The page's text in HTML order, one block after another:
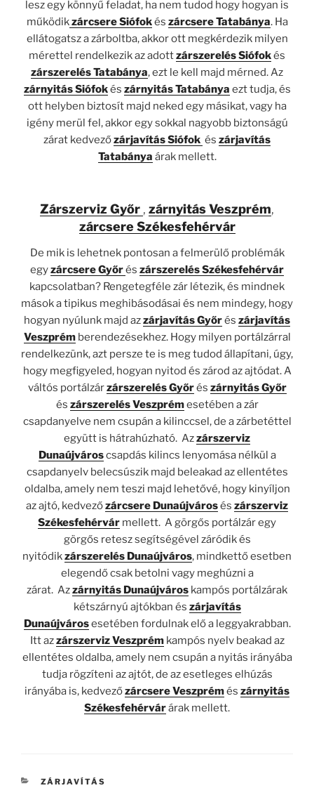
lesz egy könnyű feladat, ha nem tudod hogy hogyan is
működikzárcsere Siófokés zárcsere Tatabánya. Ha
ellátogatsz a zárboltba, akkor ott megkérdezik milyen
mérettel rendelkezik az adottzárszerelés Siófokés
zárszerelés Tatabánya, ezt le kell majd mérned. Az
zárnyitás Siófokés zárnyitás Tatabánya ezt tudja, és
ott helyben biztosít majd neked egy másikat, vagy ha
igény merül fel, akkor egy sokkal nagyobb biztonságú
zárat kedvezőzárjavítás Siófok és zárjavítás
Tatabánya árak mellett.
Zárszerviz Győr , zárnyitás Veszprém,
zárcsere Székesfehérvár
De mik is lehetnek pontosan a felmerülő problémák
egyzárcsere Győrés zárszerelés Székesfehérvár
kapcsolatban? Rengetegféle zár létezik, és mindnek
mások a tipikus meghibásodásai és nem mindegy, hogy
hogyan nyúlunk majd azzárjavítás Győrés zárjavítás
Veszprémberendezésekhez. Hogy milyen portálzárral
rendelkezünk, azt persze te is meg tudod állapítani, úgy,
hogy megfigyeled, hogyan nyitod és zárod az ajtódat. A
váltós portálzárzárszerelés Győrés zárnyitás Győr
és zárszerelés Veszprémesetében a zár
csapdanyelve nem csupán a kilinccsel, de a zárbetéttel
együtt is hátrahúzható. Azzárszerviz
Dunaújvároscsapdás kilincs lenyomása nélkül a
csapdanyelv belecsúszik majd beleakad az ellentétes
oldalba, amely nem teszi majd lehetővé, hogy kinyíljon
az ajtó, kedvezőzárcsere Dunaújvárosés zárszerviz
Székesfehérvár mellett. A görgős portálzár egy
görgős retesz segítségével záródik és
nyitódikzárszerelés Dunaújváros, mindkettő esetben
elegendő csak betolni vagy meghúzni a
zárat. Azzárnyitás Dunaújváros kampós portálzárak
kétszárnyú ajtókban és zárjavítás
Dunaújvárosesetében fordulnak elő a leggyakrabban.
Itt azzárszerviz Veszprémkampós nyelv beakad az
ellentétes oldalba, amely nem csupán a nyitás irányába
tudja rögzíteni az ajtót, de az esetleges elhúzás
irányába is, kedvezőzárcsere Veszprémés zárnyitás
Székesfehérvárárak mellett.
KATEGÓRIÁK
ZÁRJAVÍTÁS